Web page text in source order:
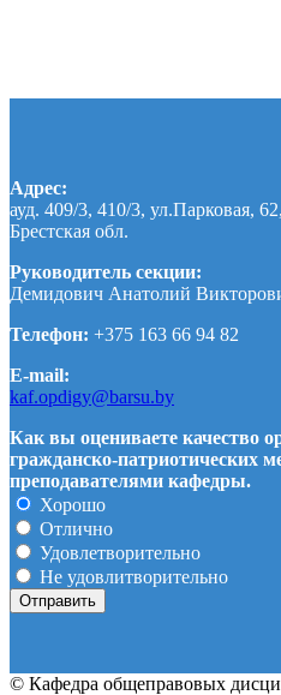
Адрес:
ауд. 409/3, 410/3, ул.Парковая,
Брестская обл.
Руководитель секции:
Демидович Анатолий
Телефон: +375 163 66 94 82
E-mail:
kaf.opdigy@barsu.by
Как вы оцениваете качество
гражданско-патриотических
преподавателями кафедры.
Хорошо
Отлично
Удовлетворительно
Не удовлитворительно
© Кафедра общеправовых